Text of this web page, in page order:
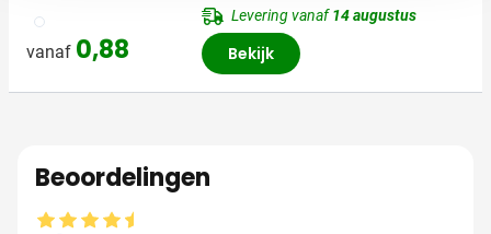
002
vanaf 0,88
Levering vanaf14 augustus
Bekijk
Beoordelingen